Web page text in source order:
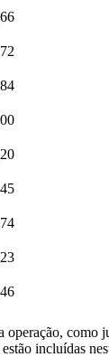
operação, como
incluídas